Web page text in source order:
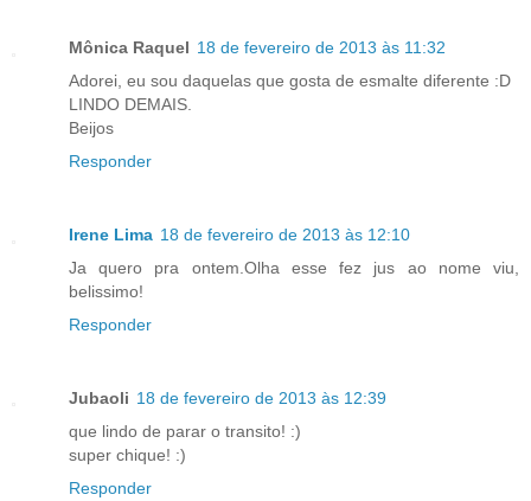
Mônica Raquel 18 de fevereiro de 2013 às 11:32
Adorei, eu sou daquelas que gosta de esmalte diferente :D
LINDO DEMAIS.
Beijos
Responder
Irene Lima 18 de fevereiro de 2013 às 12:10
Ja quero pra ontem.Olha esse fez jus ao nome viu,
belissimo!
Responder
Jubaoli 18 de fevereiro de 2013 às 12:39
que lindo de parar o transito! :)
super chique! :)
Responder